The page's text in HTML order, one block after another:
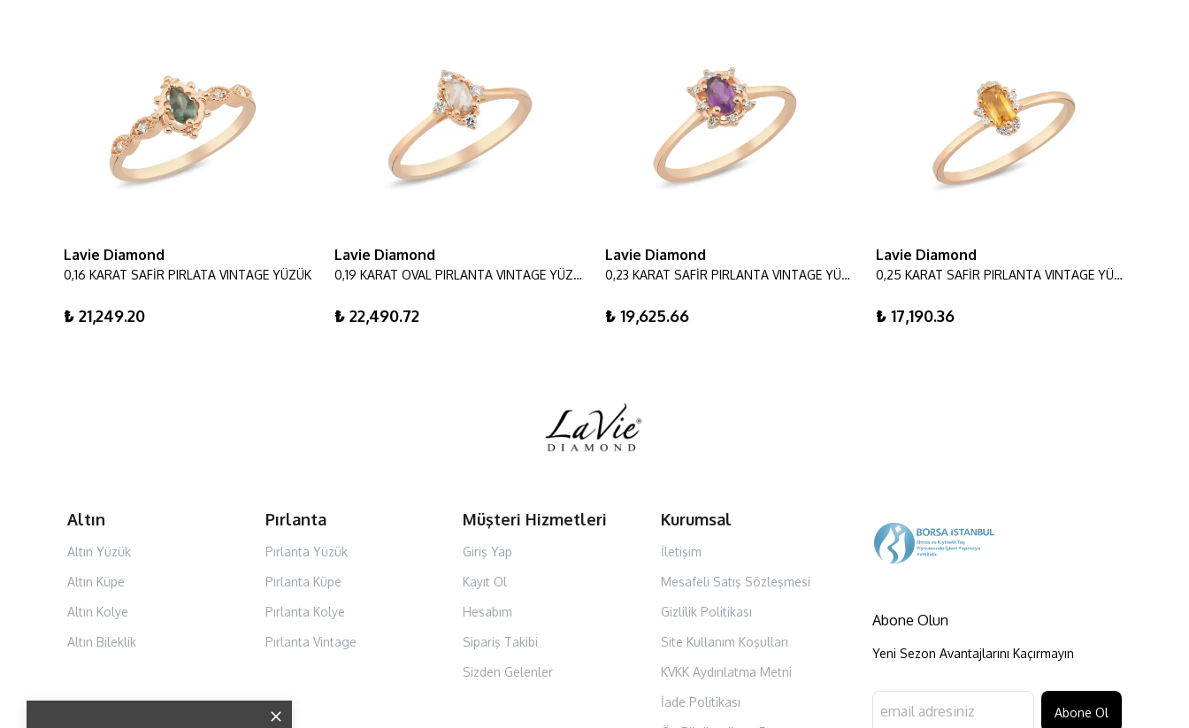
Lavie Diamond
0,16 KARAT SAFİR PIRLATA VINTAGE YÜZÜK
₺ 21,249.20
Lavie Diamond
0,19 KARAT OVAL PIRLANTA VINTAGE YÜZÜK
₺ 22,490.72
Lavie Diamond
0,23 KARAT SAFİR PIRLANTA VINTAGE YÜZÜK
₺ 19,625.66
Lavie Diamond
0,25 KARAT SAFİR PIRLANTA VINTAGE YÜZÜK
₺ 17,190.36
Altın
Altın Yüzük
Altın Küpe
Altın Kolye
Altın Bileklik
Pırlanta
Pırlanta Yüzük
Pırlanta Küpe
Pırlanta Kolye
Pırlanta Vintage
Müşteri Hizmetleri
Giriş Yap
Kayıt Ol
Hesabım
Sipariş Takibi
Sizden Gelenler
Kurumsal
İletişim
Mesafeli Satış Sözleşmesi
Gizlilik Politikası
Site Kullanım Koşulları
KVKK Aydınlatma Metni
İade Politikası
Abone Olun
Yeni Sezon Avantajlarını Kaçırmayın
Abone Ol